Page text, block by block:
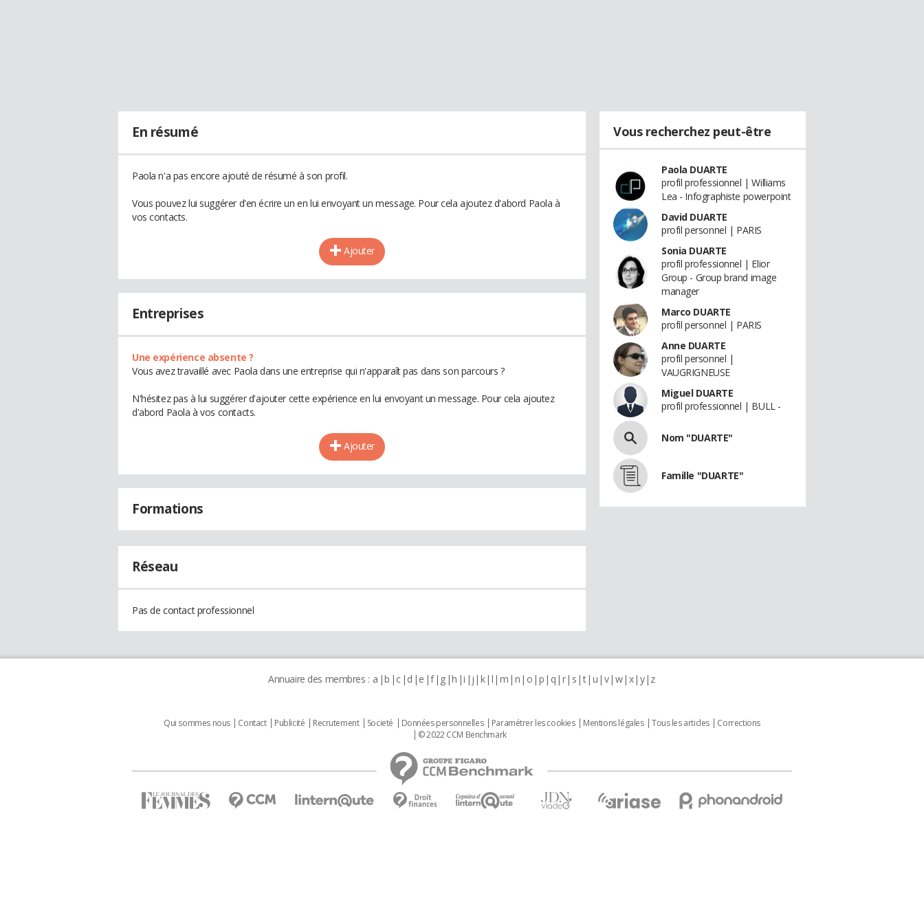
En résumé
Paola n'a pas encore ajouté de résumé à son profil.
Vous pouvez lui suggérer d'en écrire un en lui envoyant un message. Pour cela ajoutez d'abord Paola à
vos contacts.
Ajouter
Entreprises
Une expérience absente ?
Vous avez travaillé avec Paola dans une entreprise qui n'apparaît pas dans son parcours ?
N'hésitez pas à lui suggérer d'ajouter cette expérience en lui envoyant un message. Pour cela ajoutez
d'abord Paola à vos contacts.
Ajouter
Formations
Réseau
Pas de contact professionnel
Vous recherchez peut-être
Paola DUARTE
profil professionnel | Williams
Lea - Infographiste powerpoint
David DUARTE
profil personnel | PARIS
Sonia DUARTE
profil professionnel | Elior
Group - Group brand image
manager
Marco DUARTE
profil personnel | PARIS
Anne DUARTE
profil personnel |
VAUGRIGNEUSE
Miguel DUARTE
profil professionnel | BULL -
Nom "DUARTE"
Famille "DUARTE"
Annuaire des membres : a b c d e f g h i j k l m n o p q r s t u v w x y z
Qui sommes nous Contact Publicité Recrutement Societé Données personnelles Paramétrer les cookies Mentions légales Tous les articles
Corrections
© 2022 CCM Benchmark